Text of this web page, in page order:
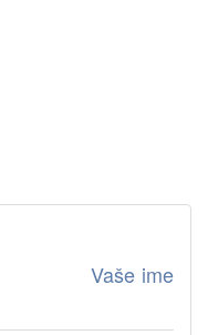
Vaše ime